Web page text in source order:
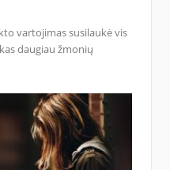
vartojimas susilaukė vis
daugiau žmonių